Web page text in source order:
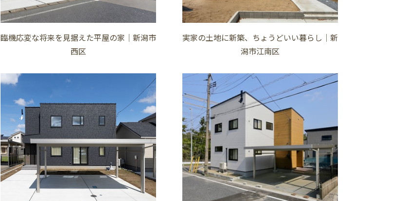
臨機応変な将来を見据えた平屋の家│新潟市
西区
実家の土地に新築、ちょうどいい暮らし│新
潟市江南区